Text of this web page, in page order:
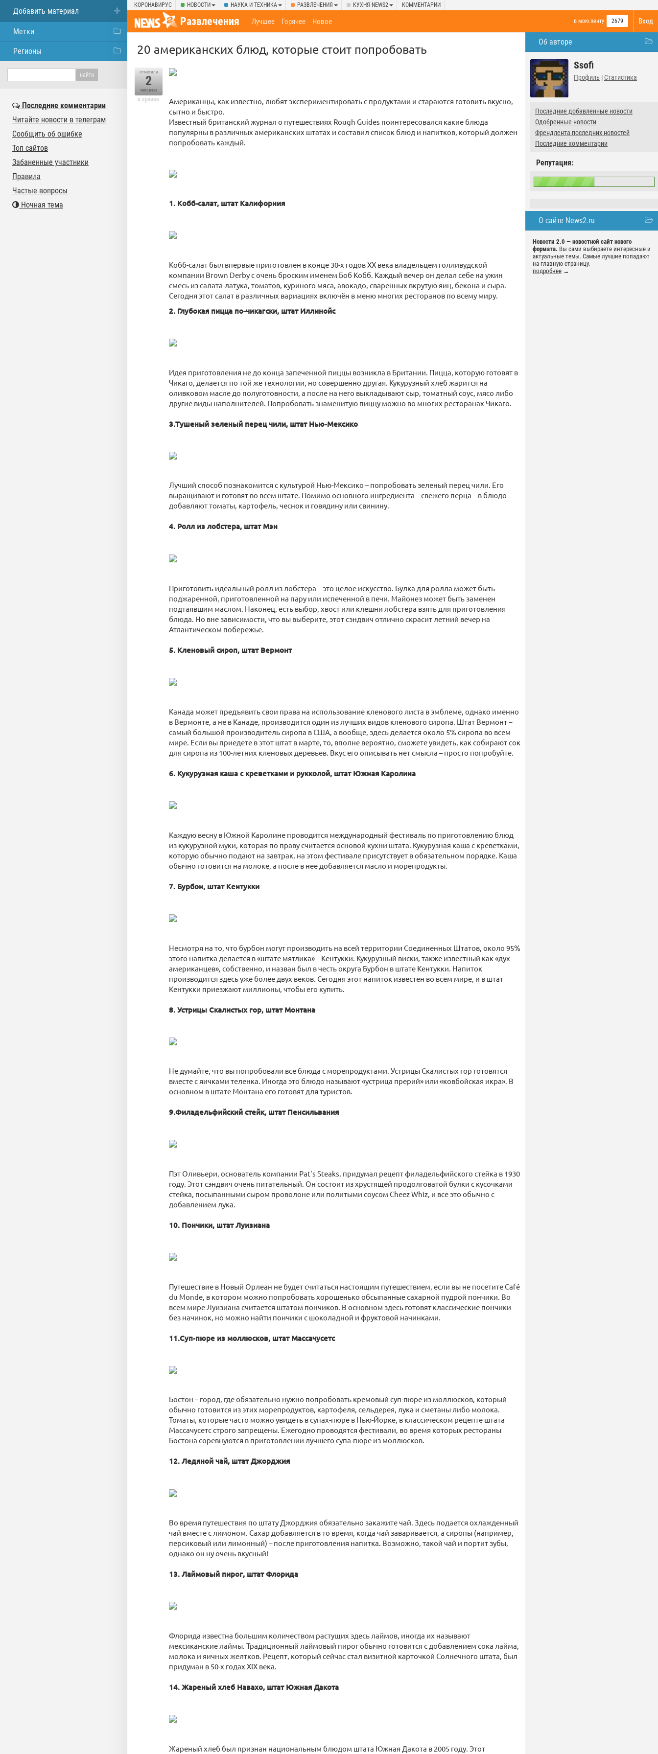
КОРОНАВИРУС НОВОСТИ НАУКА И ТЕХНИКА РАЗВЛЕЧЕНИЯ КУХНЯ NEWS2 КОММЕНТАРИИ
Вход
Развлечения в мою ленту 2679
Лучшее Горячее Новое
Об авторе
Ssofi
Профиль | Статистика
Последние добавленные новости
Одобренные новости
Френдлента последних новостей
Последние комментарии
Репутация:
О сайте News2.ru
Новости 2.0 — новостной сайт нового
формата. Вы сами выбираете интересные и
актуальные темы. Самые лучшие попадают
на главную страницу.
подробнее →
20 американских блюд, которые стоит попробовать
отметили
2
человека
в архиве
Американцы, как известно, любят экспериментировать с продуктами и стараются готовить вкусно,
сытно и быстро.
Известный британский журнал о путешествиях Rough Guides поинтересовался какие блюда
популярны в различных американских штатах и составил список блюд и напитков, который должен
попробовать каждый.
1. Кобб-салат, штат Калифорния
Кобб-салат был впервые приготовлен в конце 30-х годов ХХ века владельцем голливудской
компании Brown Derby с очень броским именем Боб Кобб. Каждый вечер он делал себе на ужин
смесь из салата-латука, томатов, куриного мяса, авокадо, сваренных вкрутую яиц, бекона и сыра.
Сегодня этот салат в различных вариациях включён в меню многих ресторанов по всему миру.
2. Глубокая пицца по-чикагски, штат Иллинойс
Идея приготовления не до конца запеченной пиццы возникла в Британии. Пицца, которую готовят в
Чикаго, делается по той же технологии, но совершенно другая. Кукурузный хлеб жарится на
оливковом масле до полуготовности, а после на него выкладывают сыр, томатный соус, мясо либо
другие виды наполнителей. Попробовать знаменитую пиццу можно во многих ресторанах Чикаго.
3.Тушеный зеленый перец чили, штат Нью-Мексико
Лучший способ познакомится с культурой Нью-Мексико – попробовать зеленый перец чили. Его
выращивают и готовят во всем штате. Помимо основного ингредиента – свежего перца – в блюдо
добавляют томаты, картофель, чеснок и говядину или свинину.
4. Ролл из лобстера, штат Мэн
Приготовить идеальный ролл из лобстера – это целое искусство. Булка для ролла может быть
поджаренной, приготовленной на пару или испеченной в печи. Майонез может быть заменен
подтаявшим маслом. Наконец, есть выбор, хвост или клешни лобстера взять для приготовления
блюда. Но вне зависимости, что вы выберите, этот сэндвич отлично скрасит летний вечер на
Атлантическом побережье.
5. Кленовый сироп, штат Вермонт
Канада может предъявить свои права на использование кленового листа в эмблеме, однако именно
в Вермонте, а не в Канаде, производится один из лучших видов кленового сиропа. Штат Вермонт –
самый большой производитель сиропа в США, а вообще, здесь делается около 5% сиропа во всем
мире. Если вы приедете в этот штат в марте, то, вполне вероятно, сможете увидеть, как собирают сок
для сиропа из 100-летних кленовых деревьев. Вкус его описывать нет смысла – просто попробуйте.
6. Кукурузная каша с креветками и рукколой, штат Южная Каролина
Каждую весну в Южной Каролине проводится международный фестиваль по приготовлению блюд
из кукурузной муки, которая по праву считается основой кухни штата. Кукурузная каша с креветками,
которую обычно подают на завтрак, на этом фестивале присутствует в обязательном порядке. Каша
обычно готовится на молоке, а после в нее добавляется масло и морепродукты.
7. Бурбон, штат Кентукки
Несмотря на то, что бурбон могут производить на всей территории Соединенных Штатов, около 95%
этого напитка делается в «штате мятлика» – Кентукки. Кукурузный виски, также известный как «дух
американцев», собственно, и назван был в честь округа Бурбон в штате Кентукки. Напиток
производится здесь уже более двух веков. Сегодня этот напиток известен во всем мире, и в штат
Кентукки приезжают миллионы, чтобы его купить.
8. Устрицы Скалистых гор, штат Монтана
Не думайте, что вы попробовали все блюда с морепродуктами. Устрицы Скалистых гор готовятся
вместе с яичками теленка. Иногда это блюдо называют «устрица прерий» или «ковбойская икра». В
основном в штате Монтана его готовят для туристов.
9.Филадельфийский стейк, штат Пенсильвания
Пэт Оливьери, основатель компании Pat's Steaks, придумал рецепт филадельфийского стейка в 1930
году. Этот сэндвич очень питательный. Он состоит из хрустящей продолговатой булки с кусочками
стейка, посыпанными сыром проволоне или политыми соусом Cheez Whiz, и все это обычно с
добавлением лука.
10. Пончики, штат Луизиана
Путешествие в Новый Орлеан не будет считаться настоящим путешествием, если вы не посетите Café
du Monde, в котором можно попробовать хорошенько обсыпанные сахарной пудрой пончики. Во
всем мире Луизиана считается штатом пончиков. В основном здесь готовят классические пончики
без начинок, но можно найти пончики с шоколадной и фруктовой начинками.
11.Суп-пюре из моллюсков, штат Массачусетс
Бостон – город, где обязательно нужно попробовать кремовый суп-пюре из моллюсков, который
обычно готовится из этих морепродуктов, картофеля, сельдерея, лука и сметаны либо молока.
Томаты, которые часто можно увидеть в супах-пюре в Нью-Йорке, в классическом рецепте штата
Массачусетс строго запрещены. Ежегодно проводятся фестивали, во время которых рестораны
Бостона соревнуются в приготовлении лучшего супа-пюре из моллюсков.
12. Ледяной чай, штат Джорджия
Во время путешествия по штату Джорджия обязательно закажите чай. Здесь подается охлажденный
чай вместе с лимоном. Сахар добавляется в то время, когда чай заваривается, а сиропы (например,
персиковый или лимонный) – после приготовления напитка. Возможно, такой чай и портит зубы,
однако он ну очень вкусный!
13. Лаймовый пирог, штат Флорида
Флорида известна большим количеством растущих здесь лаймов, иногда их называют
мексиканские лаймы. Традиционный лаймовый пирог обычно готовится с добавлением сока лайма,
молока и яичных желтков. Рецепт, который сейчас стал визитной карточкой Солнечного штата, был
придуман в 50-х годах XIX века.
14. Жареный хлеб Навахо, штат Южная Дакота
Жареный хлеб был признан национальным блюдом штата Южная Дакота в 2005 году. Этот
Добавить материал
Метки
Регионы
Последние комментарии
Читайте новости в телеграм
Сообщить об ошибке
Топ сайтов
Забаненные участники
Правила
Частые вопросы
Ночная тема